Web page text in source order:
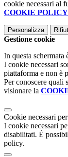
cookie necessari al
COOKIE POLICY
Personalizza
Gestione cookie
In questa schermata
I cookie necessari
piattaforma e non è
Per conoscere quali
visionare la
Cookie necessari
I cookie necessari
disabilitati. È
policy.